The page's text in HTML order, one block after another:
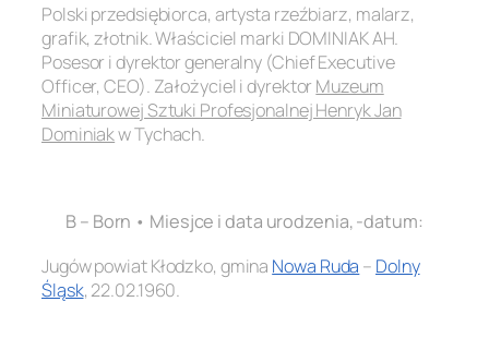
Polski przedsiębiorca, artysta rzeźbiarz, malarz,
grafik, złotnik. Właściciel marki DOMINIAK AH.
Posesor i dyrektor generalny (Chief Executive
Officer, CEO). Założyciel i dyrektor Muzeum
Miniaturowej Sztuki Profesjonalnej Henryk Jan
Dominiakw Tychach.
B – Born • Miesjce i data urodzenia, -datum:
Jugów powiat Kłodzko, gmina Nowa Ruda – Dolny
Śląsk, 22.02.1960.